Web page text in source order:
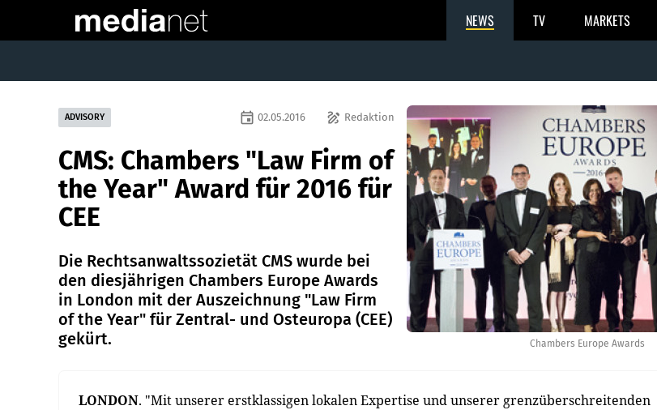
NEWS TV MARKETS
Chambers Europe Awards
ADVISORY draw Redaktion
event 02.05.2016
CMS: Chambers "Law Firm of
the Year" Award für 2016 für
CEE
Die Rechtsanwaltssozietät CMS wurde bei
den diesjährigen Chambers Europe Awards
in London mit der Auszeichnung "Law Firm
of the Year" für Zentral- und Osteuropa (CEE)
gekürt.
LONDON. "Mit unserer erstklassigen lokalen Expertise und unserer grenzüberschreitenden